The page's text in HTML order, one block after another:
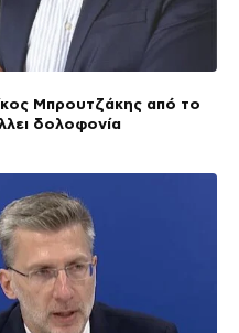
Μπρουτζάκης από το
δολοφονία